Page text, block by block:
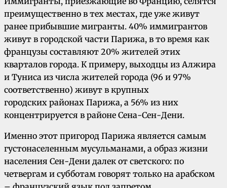
преимущественно в тех местах, где уже живут
ранее прибывшие мигранты. 40% иммигрантов
живут в городской части Парижа, в то время как
французы составляют 20% жителей этих
кварталов города. К примеру, выходцы из Алжира
и Туниса из числа жителей города (96 и 97%
соответственно) живут в крупных
городских районах Парижа, а 56% из них
концентрируется в районе Сена-Сен-Дени.
Именно этот пригород Парижа является самым
густонаселенным мусульманами, а образ жизни
населения Сен-Дени далек от светского: по
четвергам и субботам говорят только на арабском